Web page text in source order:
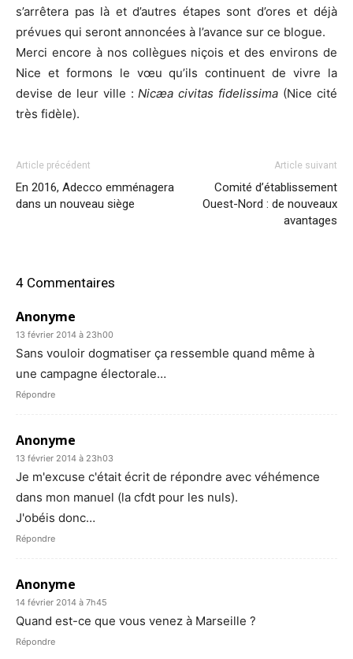
s’arrêtera pas là et d’autres étapes sont d’ores et déjà
prévues qui seront annoncées à l’avance sur ce blogue.
Merci encore à nos collègues niçois et des environs de
Nice et formons le vœu qu’ils continuent de vivre la
devise de leur ville :Nicæa civitas fidelissima (Nice cité
très fidèle).
Article précédent
En 2016, Adecco emménagera
dans un nouveau siège
Article suivant
Comité d’établissement
Ouest-Nord : de nouveaux
avantages
4 Commentaires
Anonyme
13 février 2014 à 23h00
Sans vouloir dogmatiser ça ressemble quand même à
une campagne électorale…
Répondre
Anonyme
13 février 2014 à 23h03
Je m'excuse c'était écrit de répondre avec véhémence
dans mon manuel (la cfdt pour les nuls).
J'obéis donc…
Répondre
Anonyme
14 février 2014 à 7h45
Quand est-ce que vous venez à Marseille ?
Répondre